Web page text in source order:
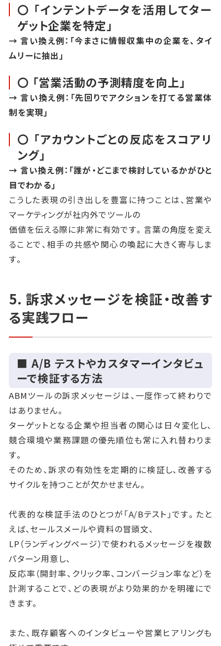
〇 「インテントデータを活用してター
ゲット企業を特定」
→ 言い換え例：「今まさに情報収集中の企業を、タイ
ムリーに抽出」
〇 「営業活動の予測精度を向上」
→ 言い換え例：「先回りでアクションを打てる営業体
制を実現」
〇 「アカウントごとの反応をスコアリ
ング」
→ 言い換え例：「誰が・どこまで検討しているかがひと
目でわかる」
こうした表現の引き出しを豊富に持つことは、営業や
マーケティングが社内外でツールの
価値を伝える際に非常に有効です。言葉の角度を変え
ることで、相手の共感や関心の喚起に大きく寄与しま
す。
5. 訴求メッセージを検証・改善す
る実践フロー
■ A/B テストやカスタマーインタビュ
ーで検証する方法
ABMツールの訴求メッセージは、一度作って終わりで
はありません。
ターゲットとなる企業や担当者の関心は日々変化し、
競合環境や業務課題の優先順位も常に入れ替わりま
す。
そのため、訴求の有効性を定期的に検証し、改善する
サイクルを持つことが欠かせません。
代表的な検証手法のひとつが「A/Bテスト」です。たと
えば、セールスメールや資料の冒頭文、
LP（ランディングページ）で使われるメッセージを複数
パターン用意し、
反応率（開封率、クリック率、コンバージョン率など）を
計測することで、どの表現がより効果的かを明確にで
きます。
また、既存顧客へのインタビューや営業ヒアリングも